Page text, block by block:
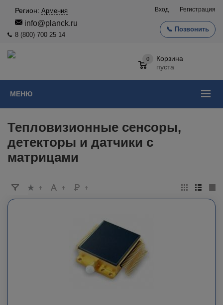
Регион: Армения
info@planck.ru
8 (800) 700 25 14
📞 Позвонить
Вход Регистрация
МЕНЮ
0
Корзина
пуста
Тепловизионные сенсоры,
детекторы и датчики с
матрицами